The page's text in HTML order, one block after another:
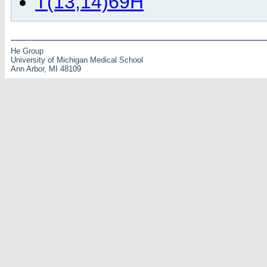
He Group
University of Michigan Medical School
Ann Arbor, MI 48109